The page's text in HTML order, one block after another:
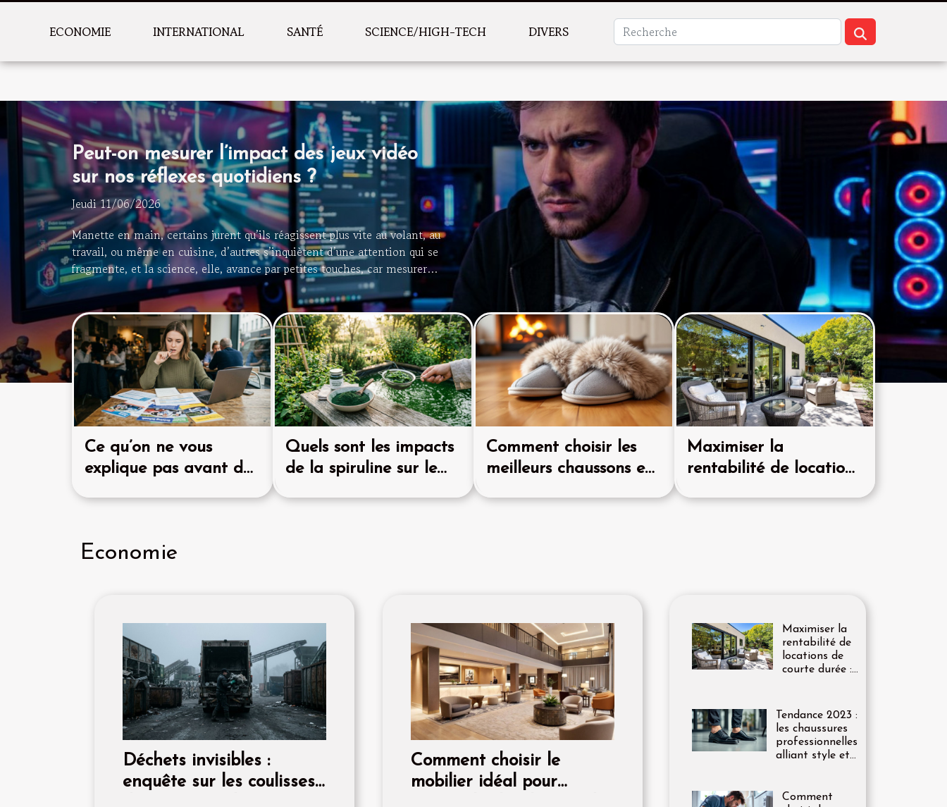
ECONOMIE INTERNATIONAL SANTÉ SCIENCE/HIGH-TECH DIVERS
Peut-on mesurer l’impact des jeux vidéo
sur nos réflexes quotidiens ?
Jeudi 11/06/2026
Manette en main, certains jurent qu’ils réagissent plus vite au volant, au
travail, ou même en cuisine, d’autres s’inquiètent d’une attention qui se
fragmente, et la science, elle, avance par petites touches, car mesurer
l’impact réel des jeux vidéo sur les réflexes du quotidien n’a rien
d’évident. Entre expériences en laboratoire, tests d’attention, et limites
méthodologiques, une question revient : ce que l’on gagne en
millisecondes à l’écran se retrouve-t-il vraiment dans la vie courante ?
Les réflexes, une mécanique plus complexe Un réflexe, ce n’est pas
seulement “appuyer plus vite”. Dans la littérature scientifique, on
distingue le temps de réaction simple, répondre à un stimulus unique, du
temps de réaction de choix, décider parmi plusieurs réponses possibles, et
l’inhibition,...
Ce qu’on ne vous
explique pas avant de
Quels sont les impacts
de la spiruline sur le
Comment choisir les
meilleurs chaussons en
Maximiser la
rentabilité de locations
Economie
Déchets invisibles :
enquête sur les coulisses
Comment choisir le
mobilier idéal pour
Maximiser la
rentabilité de
locations de
courte durée :
Tendance 2023 :
les chaussures
professionnelles
alliant style et
Comment